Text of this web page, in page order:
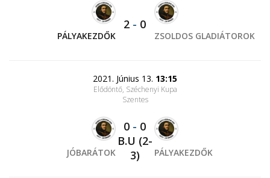
PÁLYAKEZDŐK
2 - 0
ZSOLDOS GLADIÁTOROK
2021. Június 13. 13:15
Elődöntő, Széchenyi Kupa
Szentes
JÓBARÁTOK
0 - 0
B.U (2-
3)
PÁLYAKEZDŐK